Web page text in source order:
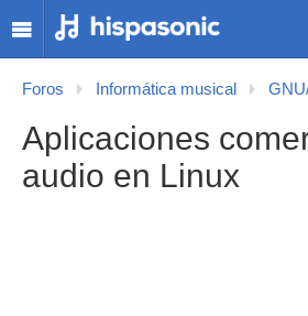
Foros Informática musical
Aplicaciones
audio en Linux